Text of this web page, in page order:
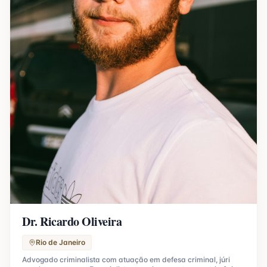
Dr. Ricardo Oliveira
Rio de Janeiro
Advogado criminalista com atuação em defesa criminal, júri